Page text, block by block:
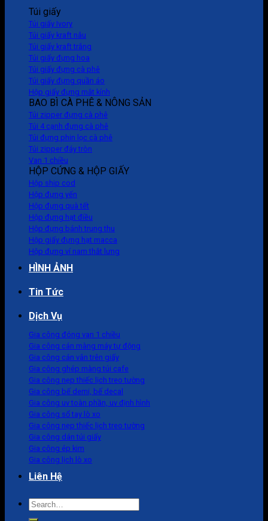
Túi giấy
Túi giấy Ivory
Túi giấy kraft nâu
Túi giấy kraft trắng
Túi giấy đựng hoa
Túi giấy đựng cà phê
Túi giấy đựng quần áo
Hộp giấy đựng mắt kính
BAO BÌ CÀ PHÊ & NÔNG SẢN
Túi zipper đựng cà phê
Túi 4 cạnh đựng cà phê
Túi đựng phin lọc cà phê
Túi zipper đáy tròn
Van 1 chiều
HỘP CỨNG & HỘP GIẤY
Hộp ship cod
Hộp đựng yến
Hộp đựng quà tết
Hộp đựng hạt điều
Hộp đựng bánh trung thu
Hộp giấy đựng hạt macca
Hộp đựng ví nam thắt lưng
HÌNH ẢNH
Tin Tức
Dịch Vụ
Gia công đóng van 1 chiều
Gia công cán màng máy tự động
Gia công cán vân trên giấy
Gia công ghép màng túi cafe
Gia công nẹp thiếc lịch treo tường
Gia công bế demi, bế decal
Gia công uv toàn phần, uv định hình
Gia công sổ tay lò xo
Gia công nẹp thiếc lịch treo tường
Gia công dán túi giấy
Gia công ép kim
Gia công lịch lò xo
Liên Hệ
Search
for: